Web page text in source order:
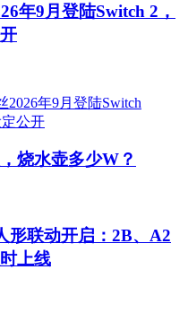
年9月登陆Switch 2，
烧水壶多少W？
形联动开启：2B、A2
上线